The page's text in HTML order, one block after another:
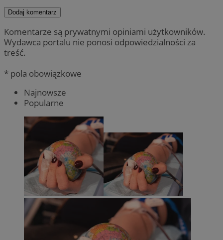
Dodaj komentarz
Komentarze są prywatnymi opiniami użytkowników.
Wydawca portalu nie ponosi odpowiedzialności za
treść.
* pola obowiązkowe
Najnowsze
Popularne